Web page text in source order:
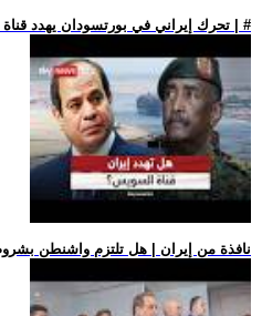
.. تحرك إيراني في بورتسودان يهدد قناة السويس.. ما التفاصيل؟ | #
.. نافذة من إيران | هل تلتزم واشنطن